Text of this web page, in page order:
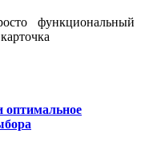
функциональный
оптимальное